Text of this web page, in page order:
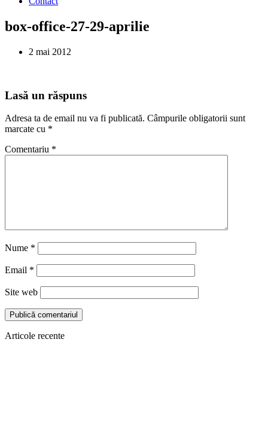
box-office-27-29-aprilie
2 mai 2012
Lasă un răspuns
Adresa ta de email nu va fi publicată. Câmpurile obligatorii sunt
marcate cu *
Comentariu *
Nume *
Email *
Site web
Articole recente